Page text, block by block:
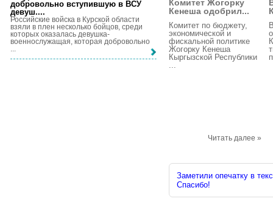
Комитет Жогорку
Кенеша одобрил...
Комитет по бюджету,
экономической и
фискальной политике
Жогорку Кенеша
Кыргызской Республики
...
Читать далее »
Заметили опечатку в
Спасибо!
добровольно вступившую в ВСУ
девуш....
Российские войска в Курской области
взяли в плен несколько бойцов, среди
которых оказалась девушка-
военнослужащая, которая добровольно
...